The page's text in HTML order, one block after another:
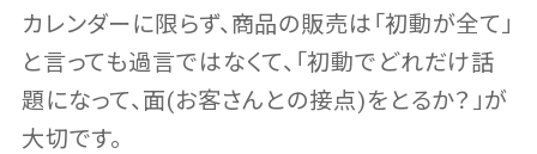
カレンダーに限らず、商品の販売は「初動が全て」
と言っても過言ではなくて、「初動でどれだけ話
題になって、面(お客さんとの接点)をとるか？」が
大切です。